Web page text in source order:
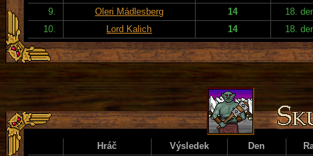
9.
Oleri Mádlesberg 14
18.
10.
Lord Kalich 14 18.
Hráč Výsledek Den